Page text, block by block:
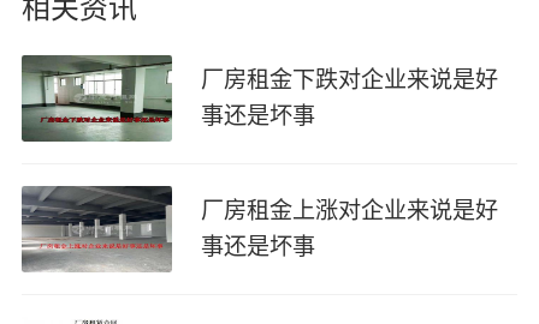
相关资讯
厂房租金下跌对企业来说是好
事还是坏事
厂房租金上涨对企业来说是好
事还是坏事